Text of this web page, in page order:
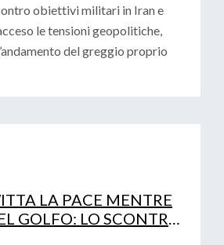
BCEobiettivi militari in Iran e
le tensioni geopolitiche,
del greggio proprio
LA PACE MENTRE
GOLFO: LO SCONTRO